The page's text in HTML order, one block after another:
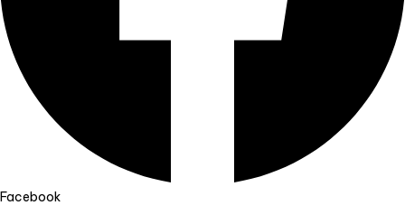
Facebook